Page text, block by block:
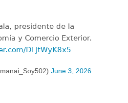
presidente de la
y Comercio Exterior.
DLJtWyK8x5
June 3, 2026